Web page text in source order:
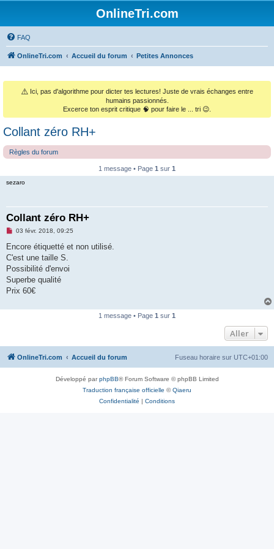
OnlineTri.com
FAQ
OnlineTri.com Accueil du forum Petites Annonces
⚠️ Ici, pas d'algorithme pour dicter tes lectures! Juste de vrais échanges entre
humains passionnés.
Excerce ton esprit critique 🧠 pour faire le ... tri 😉.
Collant zéro RH+
Règles du forum
1 message • Page 1 sur 1
sezaro
Collant zéro RH+
M
s
a
g
n
o
u
03 févr. 2018, 09:25
Encore étiquetté et non utilisé.
C'est une taille S.
Possibilité d'envoi
Superbe qualité
Prix 60€
1 message • Page 1 sur 1
Aller
OnlineTri.com Accueil du forum Fuseau horaire sur UTC+01:00
Développé parphpBB® Forum Software © phpBB Limited
Traduction française officielle ©Qiaeru
Confidentialité | Conditions